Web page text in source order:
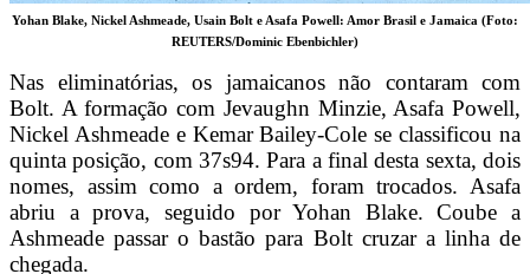
Yohan Blake, Nickel Ashmeade, Usain Bolt e Asafa Powell: Amor Brasil e Jamaica (Foto:
REUTERS/Dominic Ebenbichler)
Nas eliminatórias, os jamaicanos não contaram com
Bolt. A formação com Jevaughn Minzie, Asafa Powell,
Nickel Ashmeade e Kemar Bailey-Cole se classificou na
quinta posição, com 37s94. Para a final desta sexta, dois
nomes, assim como a ordem, foram trocados. Asafa
abriu a prova, seguido por Yohan Blake. Coube a
Ashmeade passar o bastão para Bolt cruzar a linha de
chegada.